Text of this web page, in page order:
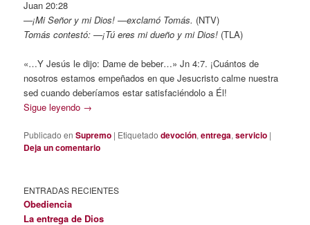
Juan 20:28
—¡Mi Señor y mi Dios! —exclamó Tomás. (NTV)
Tomás contestó: —¡Tú eres mi dueño y mi Dios! (TLA)
«…Y Jesús le dijo: Dame de beber…» Jn 4:7. ¡Cuántos de
nosotros estamos empeñados en que Jesucristo calme nuestra
sed cuando deberíamos estar satisfaciéndolo a Él!
Sigue leyendo →
Publicado en Supremo | Etiquetado devoción,entrega,servicio |
Deja un comentario
ENTRADAS RECIENTES
Obediencia
La entrega de Dios